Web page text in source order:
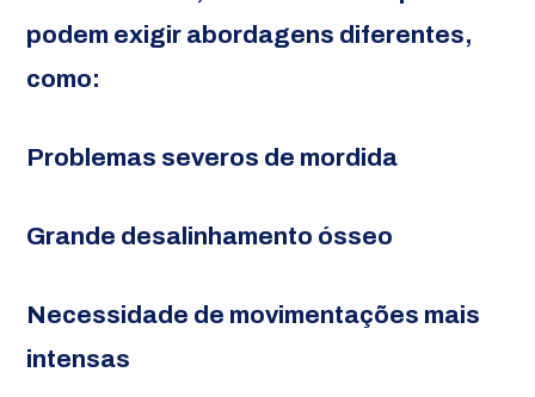
podem exigir abordagens diferentes,
como:
Problemas severos de mordida
Grande desalinhamento ósseo
Necessidade de movimentações mais
intensas